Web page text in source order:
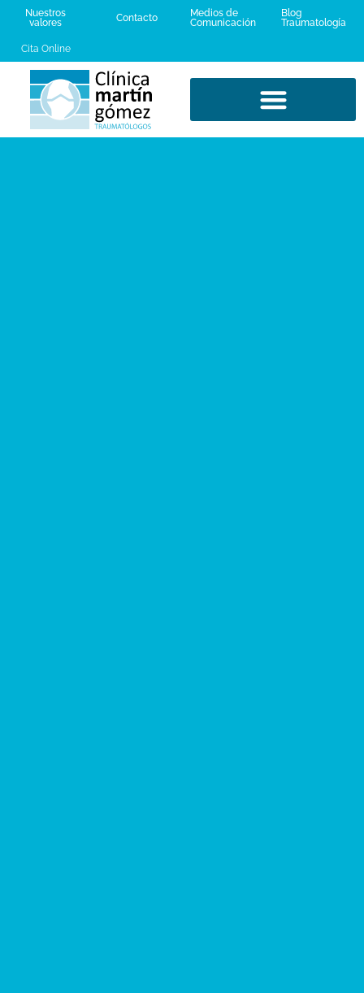
Nuestros
valores
Contacto
Medios de
Comunicación
Blog
Traumatología
Cita Online